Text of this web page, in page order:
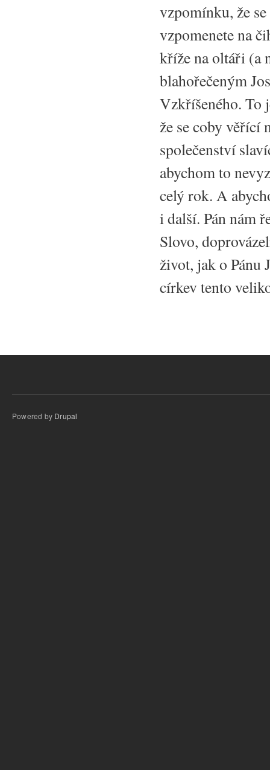
vzpomínku, že
vzpomenete na
kříže na oltáři (a
blahořečeným
Vzkříšeného. To
že se coby věřící
společenství
abychom to
celý rok. A
i další. Pán nám
Slovo,
život, jak o Pánu
církev tento
Powered by Drupal